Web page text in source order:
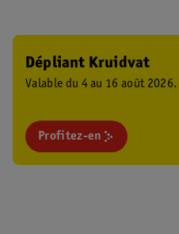
Dépliant Kruidvat
Valable du 4 au 16 août 2026.
Profitez-en